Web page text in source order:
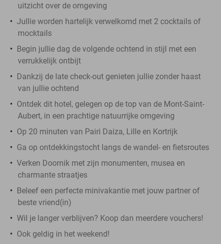
uitzicht over de omgeving
Jullie worden hartelijk verwelkomd met 2 cocktails of
mocktails
Begin jullie dag de volgende ochtend in stijl met een
verrukkelijk ontbijt
Dankzij de late check-out genieten jullie zonder haast
van jullie ochtend
Ontdek dit hotel, gelegen op de top van de Mont-Saint-
Aubert, in een prachtige natuurrijke omgeving
Op 20 minuten van Pairi Daiza, Lille en Kortrijk
Ga op ontdekkingstocht langs de wandel- en fietsroutes
Verken Doornik met zijn monumenten, musea en
charmante straatjes
Beleef een perfecte minivakantie met jouw partner of
beste vriend(in)
Wil je langer verblijven? Koop dan meerdere vouchers!
Ook geldig in het weekend!